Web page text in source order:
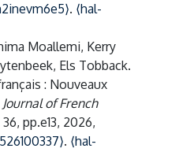
. ⟨hal-
Moallemi, Kerry
Els Tobback.
: Nouveaux
Journal of French
36, pp.e13, 2026,
. ⟨hal-